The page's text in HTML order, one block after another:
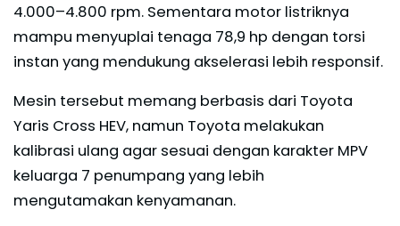
4.000–4.800 rpm. Sementara motor listriknya
mampu menyuplai tenaga 78,9 hp dengan torsi
instan yang mendukung akselerasi lebih responsif.
Mesin tersebut memang berbasis dari Toyota
Yaris Cross HEV, namun Toyota melakukan
kalibrasi ulang agar sesuai dengan karakter MPV
keluarga 7 penumpang yang lebih
mengutamakan kenyamanan.